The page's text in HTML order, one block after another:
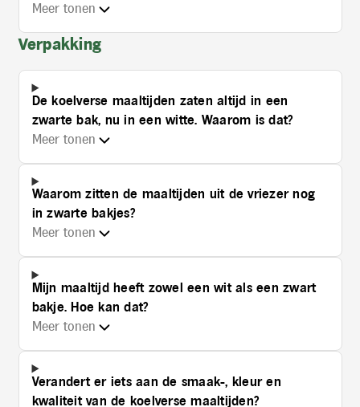
Meer tonen
Verpakking
De koelverse maaltijden zaten altijd in een
zwarte bak, nu in een witte. Waarom is dat?
Meer tonen
Waarom zitten de maaltijden uit de vriezer nog
in zwarte bakjes?
Meer tonen
Mijn maaltijd heeft zowel een wit als een zwart
bakje. Hoe kan dat?
Meer tonen
Verandert er iets aan de smaak-, kleur en
kwaliteit van de koelverse maaltijden?